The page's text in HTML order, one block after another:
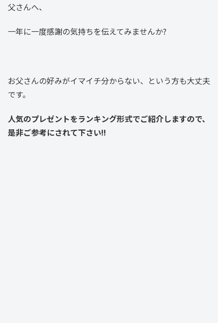
父さんへ、
一年に一度感謝の気持ちを伝えてみませんか?
お父さんの好みがイマイチ分からない、という方も大丈夫
です。
人気のプレゼントをランキング形式でご紹介しますので、
是非ご参考にされて下さい!!